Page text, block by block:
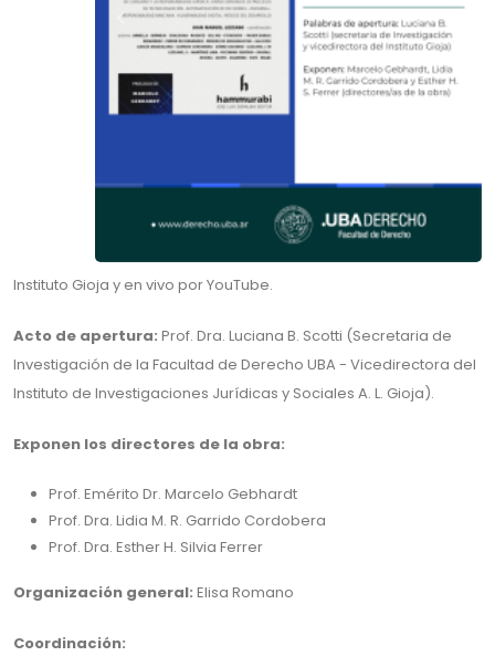
Instituto Gioja y en vivo por YouTube.
Acto de apertura: Prof. Dra. Luciana B. Scotti (Secretaria de
Investigación de la Facultad de Derecho UBA - Vicedirectora del
Instituto de Investigaciones Jurídicas y Sociales A. L. Gioja).
Exponen los directores de la obra:
Prof. Emérito Dr. Marcelo Gebhardt
Prof. Dra. Lidia M. R. Garrido Cordobera
Prof. Dra. Esther H. Silvia Ferrer
Organización general: Elisa Romano
Coordinación: